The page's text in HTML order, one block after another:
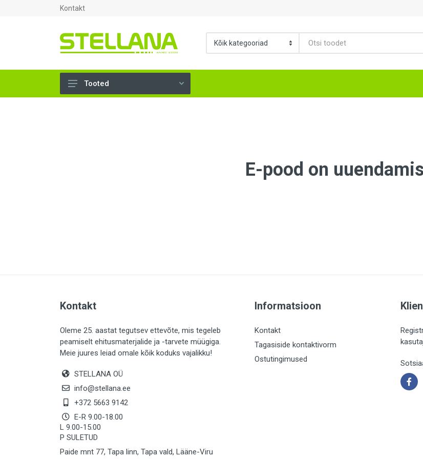
Kontakt
LIISTUD (183)
KIVID (31)
KATTED (132)
MAALRITARBED (1027)
SOOJUSTUS (16)
KEEMIA (220)
TÖÖRIIDED (117)
SAUN (8)
Tooted
E-pood on
Kontakt
Oleme 25. aastat tegutsev ettevõte, mis tegeleb
peamiselt ehitusmaterjalide ja -tarvete müügiga.
Meie juures leiad omale kõik koduks vajalikku!
STELLANA OÜ
info@stellana.ee
+372 5663 9142
E-R 9.00-18.00
L 9.00-15.00
P SULETUD
Paide mnt 77, Tapa linn, Tapa vald, Lääne-Viru
Informatsioon
Kontakt
Tagasiside kontaktivorm
Ostutingimused